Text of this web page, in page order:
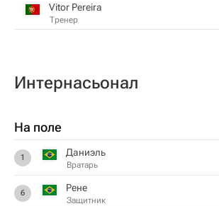
Vitor Pereira
Тренер
Интернасьонал
На поле
1 Даниэль
Вратарь
6 Рене
Защитник